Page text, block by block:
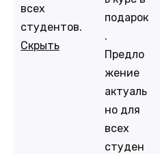
всех
студентов.
Скрыть
подарок
.
Предло
жение
актуаль
но для
всех
студен